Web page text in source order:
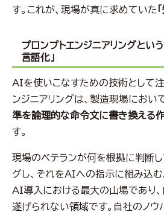
す。これが、現場が真に求めていた
プロンプトエンジニアリングとい
言語化」
AIを使いこなすための技術として
ンジニアリングは、製造現場におい
準を論理的な命令文に書き換える作
す。
現場のベテランが何を根拠に判断
グし、それをAIへの指示に組み込む
AI導入における最大の山場であり
遂げられない領域です。自社のノ